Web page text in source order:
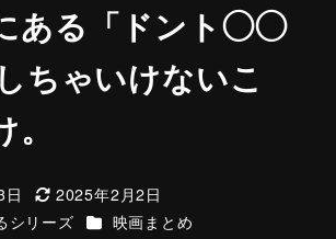
ある「ドント◯◯
ちゃいけないこ
更新日
2025年2月2日
シリーズ カテゴリー
映画まとめ